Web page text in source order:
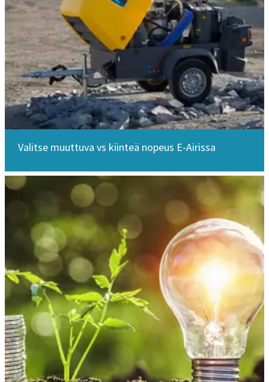
Valitse muuttuva vs kiinteä nopeus E-Airissa